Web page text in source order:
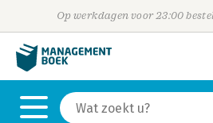
Op werkdagen voor 23:00